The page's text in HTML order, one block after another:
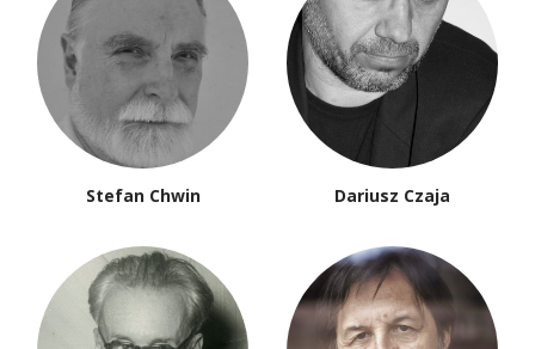
Stefan Chwin Dariusz Czaja